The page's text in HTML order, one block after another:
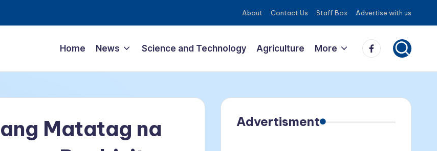
About Contact Us Staff Box Advertise with us
Home News Science and Technology Agriculture More
Matatag na
Advertisment